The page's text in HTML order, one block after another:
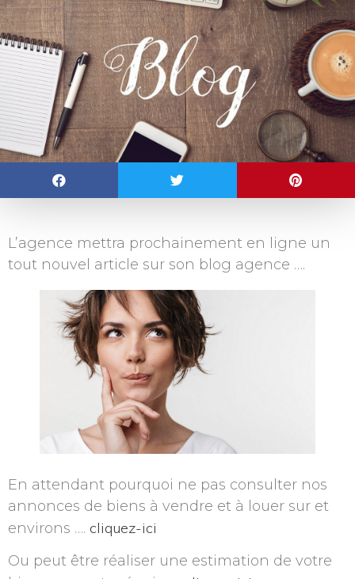
L’agence mettra prochainement en ligne un
tout nouvel article sur son blog agence ….
En attendant pourquoi ne pas consulter nos
annonces de biens à vendre et à louer sur et
environs …. cliquez-ici
Ou peut être réaliser une estimation de votre